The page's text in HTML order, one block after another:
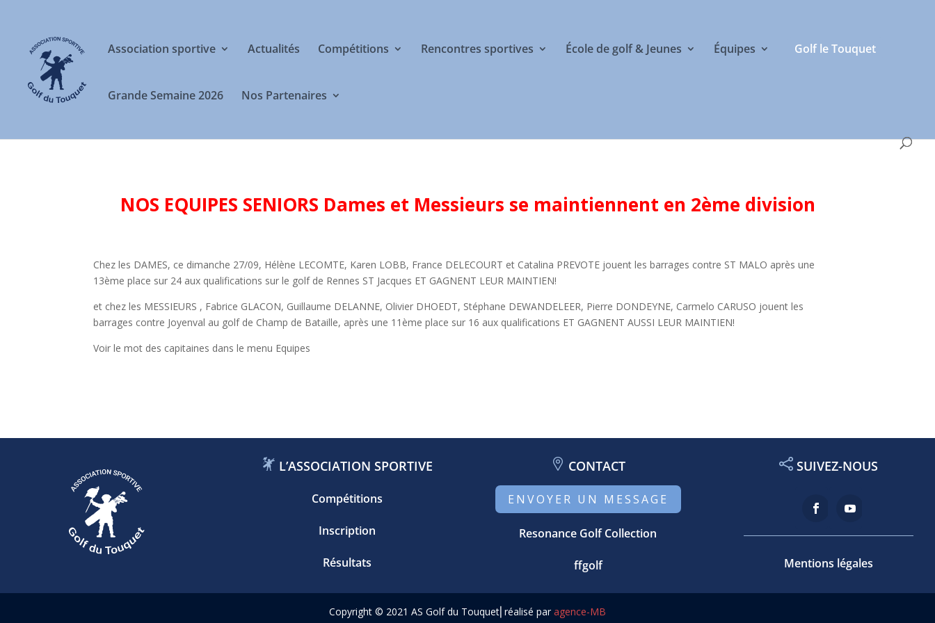
Association sportive Actualités Compétitions Rencontres sportives École de golf & Jeunes Équipes Golf le Touquet
Grande Semaine 2026 Nos Partenaires
NOS EQUIPES SENIORS Dames et Messieurs se maintiennent en 2ème division
Chez les DAMES, ce dimanche 27/09, Hélène LECOMTE, Karen LOBB, France DELECOURT et Catalina PREVOTE jouent les barrages contre ST MALO après une
13ème place sur 24 aux qualifications sur le golf de Rennes ST Jacques ET GAGNENT LEUR MAINTIEN!
et chez les MESSIEURS , Fabrice GLACON, Guillaume DELANNE, Olivier DHOEDT, Stéphane DEWANDELEER, Pierre DONDEYNE, Carmelo CARUSO jouent les
barrages contre Joyenval au golf de Champ de Bataille, après une 11ème place sur 16 aux qualifications ET GAGNENT AUSSI LEUR MAINTIEN!
Voir le mot des capitaines dans le menu Equipes
L’ASSOCIATION SPORTIVE
Compétitions
Inscription
Résultats
CONTACT
ENVOYER UN MESSAGE
Resonance Golf Collection
ffgolf
SUIVEZ-NOUS
Mentions légales
Copyright © 2021 AS Golf du Touquet⎢réalisé paragence-MB